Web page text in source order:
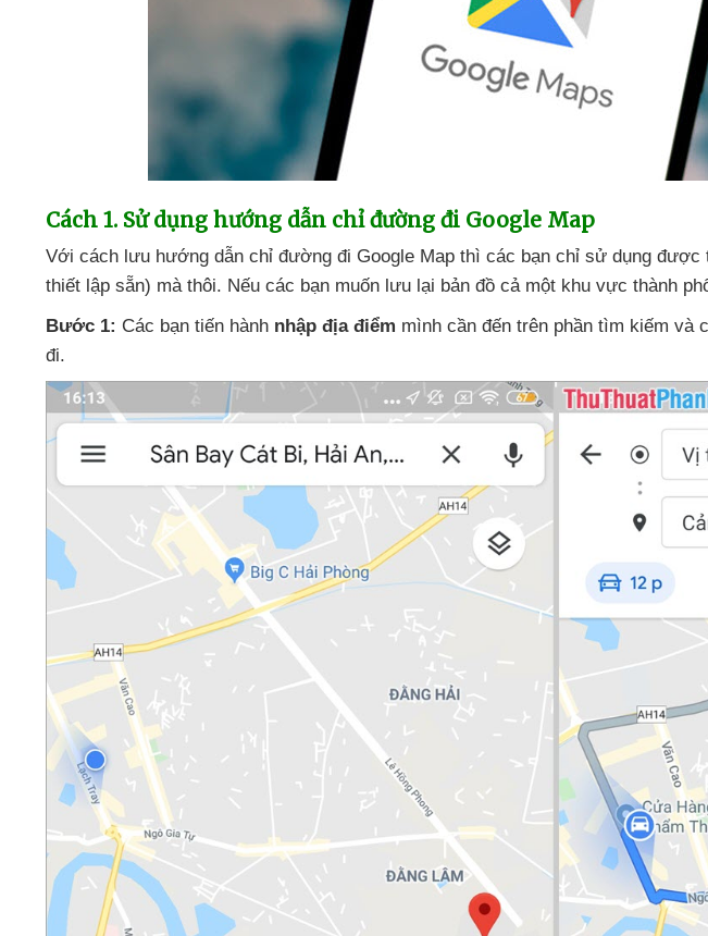
Cách 1. Sử dụng hướng dẫn chỉ đường đi Google Map
Với cách lưu hướng dẫn chỉ đường đi Google Map thì các bạn chỉ sử dụng được
thiết lập sẵn) mà thôi. Nếu các bạn muốn lưu lại bản đồ cả một khu vực thành
Bước 1: Các bạn tiến hành nhập địa điểm mình cần đến trên phần tìm kiếm và
đi.